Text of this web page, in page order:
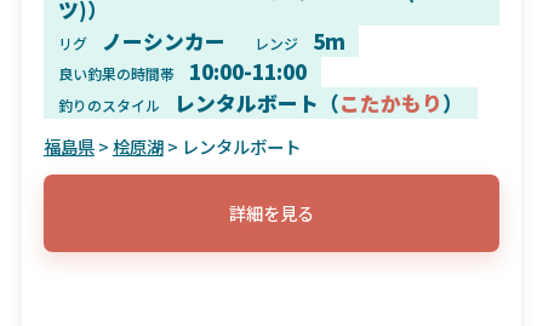
ツ)）
リグ ノーシンカー レンジ 5m
良い釣果の時間帯 10:00-11:00
釣りのスタイル レンタルボート（こたかもり）
福島県>桧原湖> レンタルボート
詳細を見る